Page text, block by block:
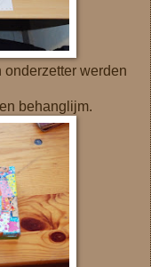
werden
behanglijm.